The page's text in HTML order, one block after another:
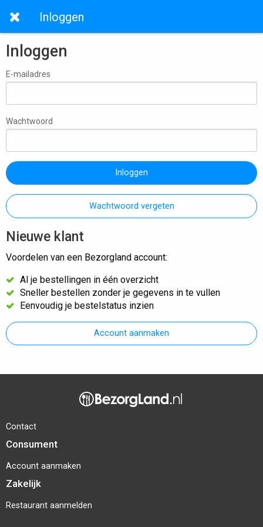
Inloggen
Inloggen
E-mailadres
Wachtwoord
Inloggen
Wachtwoord vergeten
Nieuwe klant
Voordelen van een Bezorgland account:
Al je bestellingen in één overzicht
Sneller bestellen zonder je gegevens in te vullen
Eenvoudig je bestelstatus inzien
Account aanmaken
Contact
Consument
Account aanmaken
Zakelijk
Restaurant aanmelden